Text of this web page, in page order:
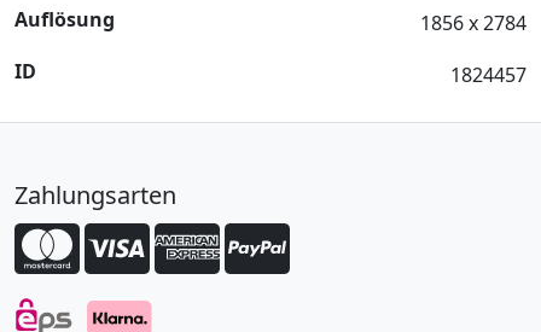
Auflösung
1856 x 2784
ID
1824457
Zahlungsarten